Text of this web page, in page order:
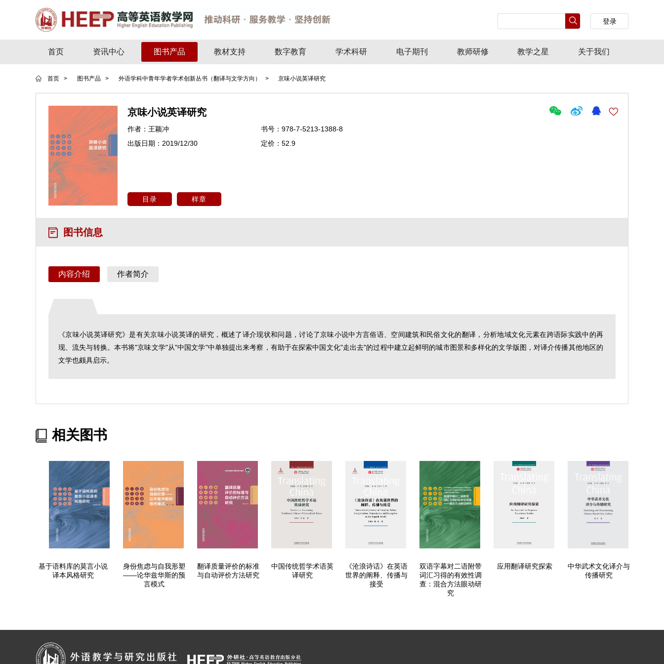
登录
首页 资讯中心 图书产品 教材支持 数字教育 学术科研 电子期刊 教师研修 教学之星 关于我们
首页 > 图书产品 > 外语学科中青年学者学术创新丛书（翻译与文学方向） > 京味小说英译研究
京味小说英译研究
作者： 王颖冲 书号： 978-7-5213-1388-8
出版日期： 2019/12/30 定价： 52.9
目录 样章
图书信息
内容介绍 作者简介
《京味小说英译研究》是有关京味小说英译的研究，概述了译介现状和问题，讨论了京味小说中方言俗语、空间建筑和民俗文化的翻译，分析地域文化元素在跨语际实践中的再
现、流失与转换。本书将"京味文学"从"中国文学"中单独提出来考察，有助于在探索中国文化"走出去"的过程中建立起鲜明的城市图景和多样化的文学版图，对译介传播其他地区的
文学也颇具启示。
相关图书
基于语料库的莫言小说
译本风格研究
身份焦虑与自我形塑
——论华兹华斯的预
言模式
翻译质量评价的标准
与自动评价方法研究
中国传统哲学术语英
译研究
《沧浪诗话》在英语
世界的阐释、传播与
接受
双语字幕对二语附带
词汇习得的有效性调
查：混合方法眼动研
究
应用翻译研究探索
中华武术文化译介与
传播研究